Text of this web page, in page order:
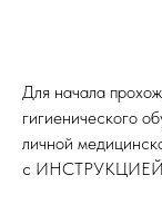
Для начала
гигиенического
личной
с ИНСТРУКЦИЕЙ